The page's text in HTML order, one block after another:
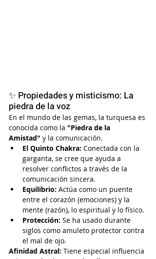
✨ Propiedades y misticismo: La
piedra de la voz
En el mundo de las gemas, la turquesa es
conocida como la "Piedra de la
Amistad" y la comunicación.
El Quinto Chakra: Conectada con la
garganta, se cree que ayuda a
resolver conflictos a través de la
comunicación sincera.
Equilibrio: Actúa como un puente
entre el corazón (emociones) y la
mente (razón), lo espiritual y lo físico.
Protección: Se ha usado durante
siglos como amuleto protector contra
el mal de ojo.
Afinidad Astral: Tiene especial influencia